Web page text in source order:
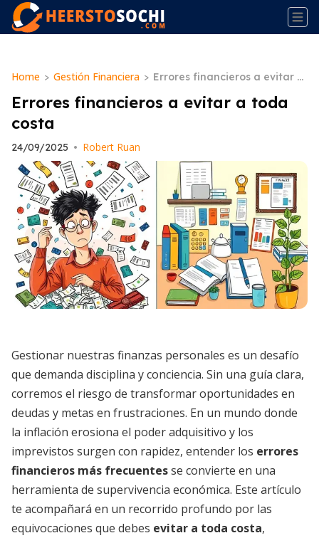
Home > Gestión Financiera > Errores financieros a evitar a
toda costa
Errores financieros a evitar a toda
costa
24/09/2025 • Robert Ruan
Gestionar nuestras finanzas personales es un desafío
que demanda disciplina y conciencia. Sin una guía clara,
corremos el riesgo de transformar oportunidades en
deudas y metas en frustraciones. En un mundo donde
la inflación erosiona el poder adquisitivo y los
imprevistos surgen con rapidez, entender los errores
financieros más frecuentesse convierte en una
herramienta de supervivencia económica. Este artículo
te acompañará en un recorrido profundo por las
equivocaciones que debes evitar a toda costa,